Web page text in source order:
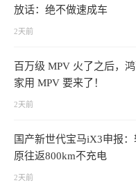
放话：绝不做速成车
2天前
百万级 MPV 火了之后，
家用 MPV 要来了！
2天前
国产新世代宝马iX3申报
原往返800km不充电
2天前